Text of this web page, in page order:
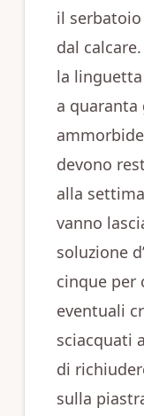
il
dal
la
a quaranta
devono
alla
vanno
soluzione
cinque per
eventuali
sciacquati
di
sulla